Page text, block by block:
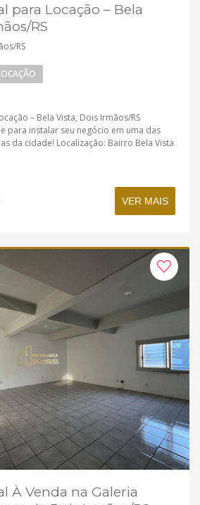
para Locação – Bela
RS
RS
– Bela Vista, Dois Irmãos/RS
para instalar seu negócio em uma das
da cidade! Localização: Bairro Bela Vista
VER MAIS
À Venda na Galeria